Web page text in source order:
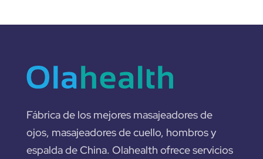
Fábrica de los mejores masajeadores de
ojos, masajeadores de cuello, hombros y
espalda de China. Olahealth ofrece servicios